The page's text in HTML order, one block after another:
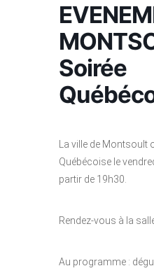
Soirée
La ville de
Québécoise le
partir de 19h30.
Rendez-vous à la
Au programme :